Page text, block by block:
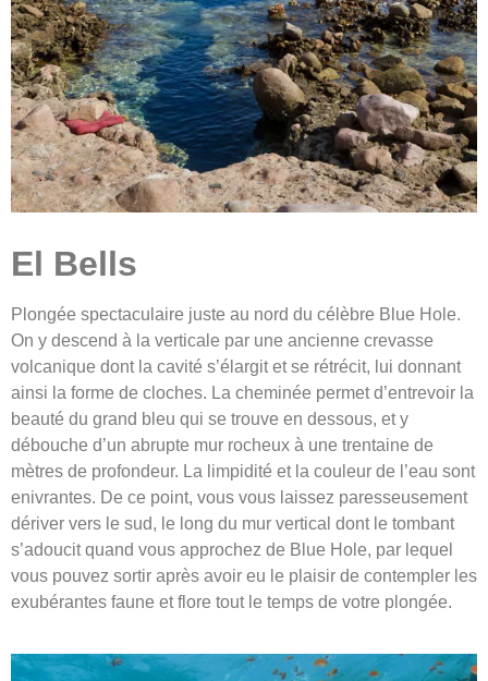
El Bells
Plongée spectaculaire juste au nord du célèbre Blue Hole.
On y descend à la verticale par une ancienne crevasse
volcanique dont la cavité s’élargit et se rétrécit, lui donnant
ainsi la forme de cloches. La cheminée permet d’entrevoir la
beauté du grand bleu qui se trouve en dessous, et y
débouche d’un abrupte mur rocheux à une trentaine de
mètres de profondeur. La limpidité et la couleur de l’eau sont
enivrantes. De ce point, vous vous laissez paresseusement
dériver vers le sud, le long du mur vertical dont le tombant
s’adoucit quand vous approchez de Blue Hole, par lequel
vous pouvez sortir après avoir eu le plaisir de contempler les
exubérantes faune et flore tout le temps de votre plongée.